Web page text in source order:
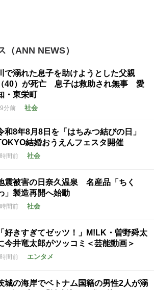
（ANN NEWS）
で溺れた息子を助けようとした父親
（40）が死亡 息子は救助され無事 愛
・東栄町
分前 社会
和8年8月8日を「はちみつ結びの日」
結婚おうえんフェスタ開催
間前 社会
震被害の日奈久温泉 名産品「ちく
」製造再開へ始動
間前 社会
「好きすぎてゼッツ！」M!LK・曽野舜太
今井竜太郎がツッコミ＜芸能動画＞
間前 エンタメ
城の海岸でベトナム国籍の男性2人が溺